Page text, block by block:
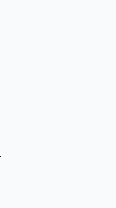
Penjaga Arsip NU